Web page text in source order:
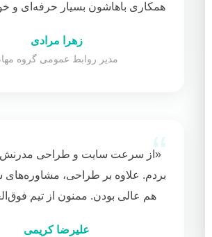
همکاری باهاشون بسیار حرفه‌ای و
زهرا مرادی
مدیر روابط عمومی گروه
«از سرعت سایت و طراحی مدرنش
بردم. علاوه بر طراحی، مشاوره‌های
هم عالی بودن. ممنون از تیم
علیرضا کریمی